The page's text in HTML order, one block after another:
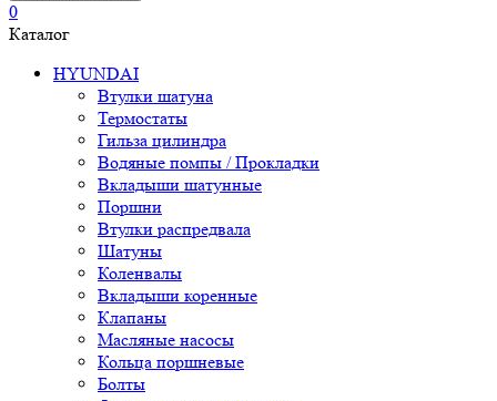
0
Каталог
HYUNDAI
Втулки шатуна
Термостаты
Гильза цилиндра
Водяные помпы / Прокладки
Вкладыши шатунные
Поршни
Втулки распредвала
Шатуны
Коленвалы
Вкладыши коренные
Клапаны
Масляные насосы
Кольца поршневые
Болты